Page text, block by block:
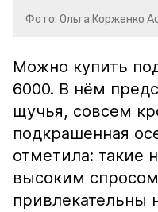
Фото: Ольга Корженко
Можно купить
6000. В нём
щучья, совсем
подкрашенная
отметила: такие
высоким
привлекательны